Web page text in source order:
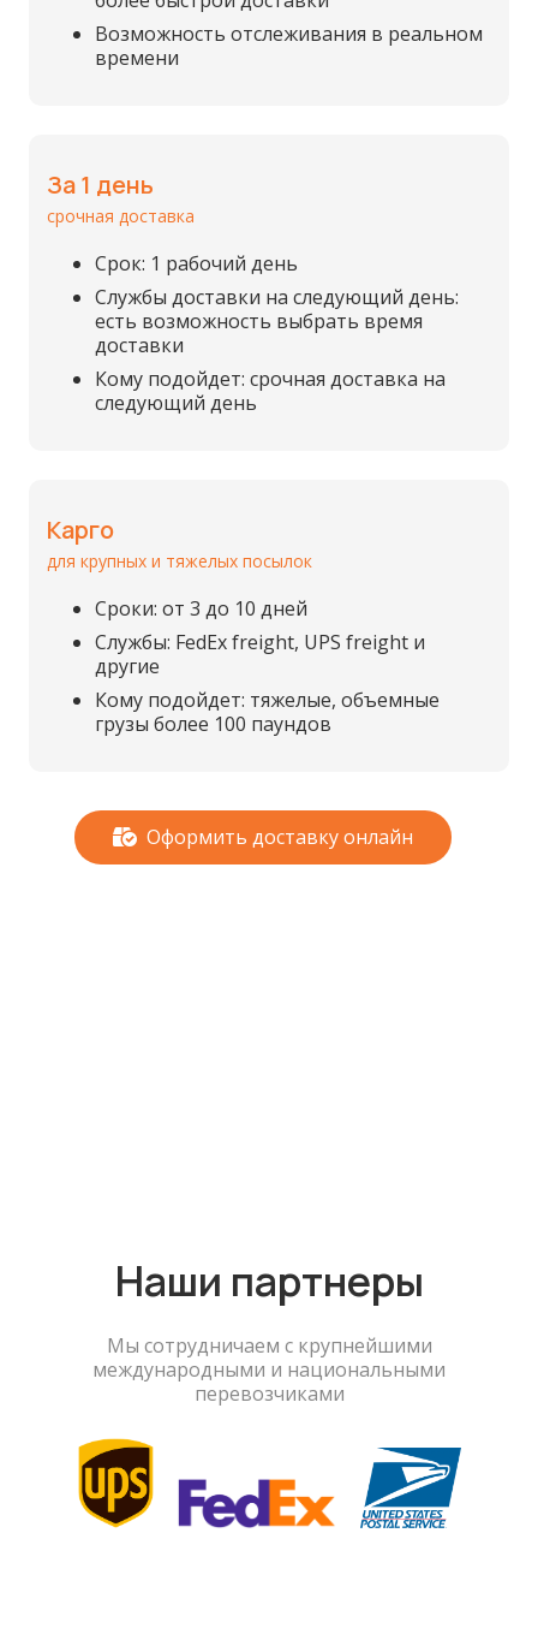
Возможность отслеживания в реальном
времени
За 1 день
срочная доставка
Срок: 1 рабочий день
Службы доставки на следующий день:
есть возможность выбрать время
доставки
Кому подойдет: срочная доставка на
следующий день
Карго
для крупных и тяжелых посылок
Сроки: от 3 до 10 дней
Службы: FedEx freight, UPS freight и
другие
Кому подойдет: тяжелые, объемные
грузы более 100 паундов
Оформить доставку онлайн
Наши партнеры
Мы сотрудничаем с крупнейшими
международными и национальными
перевозчиками